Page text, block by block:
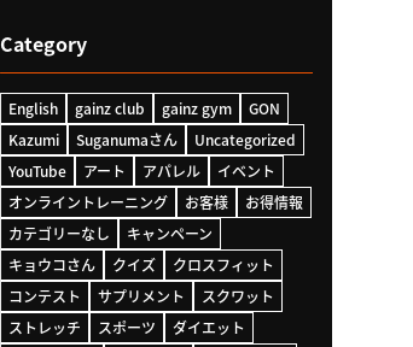
Category
English gainz club gainz gym
GON
Kazumi
Suganumaさん
Uncategorized
YouTube
アート アパレル
イベント
オンライントレーニング
お客様
お得情報
カテゴリーなし
キャンペーン
キョウコさん
クイズ
クロスフィット
コンテスト
サプリメント
スクワット
ストレッチ
スポーツ
ダイエット